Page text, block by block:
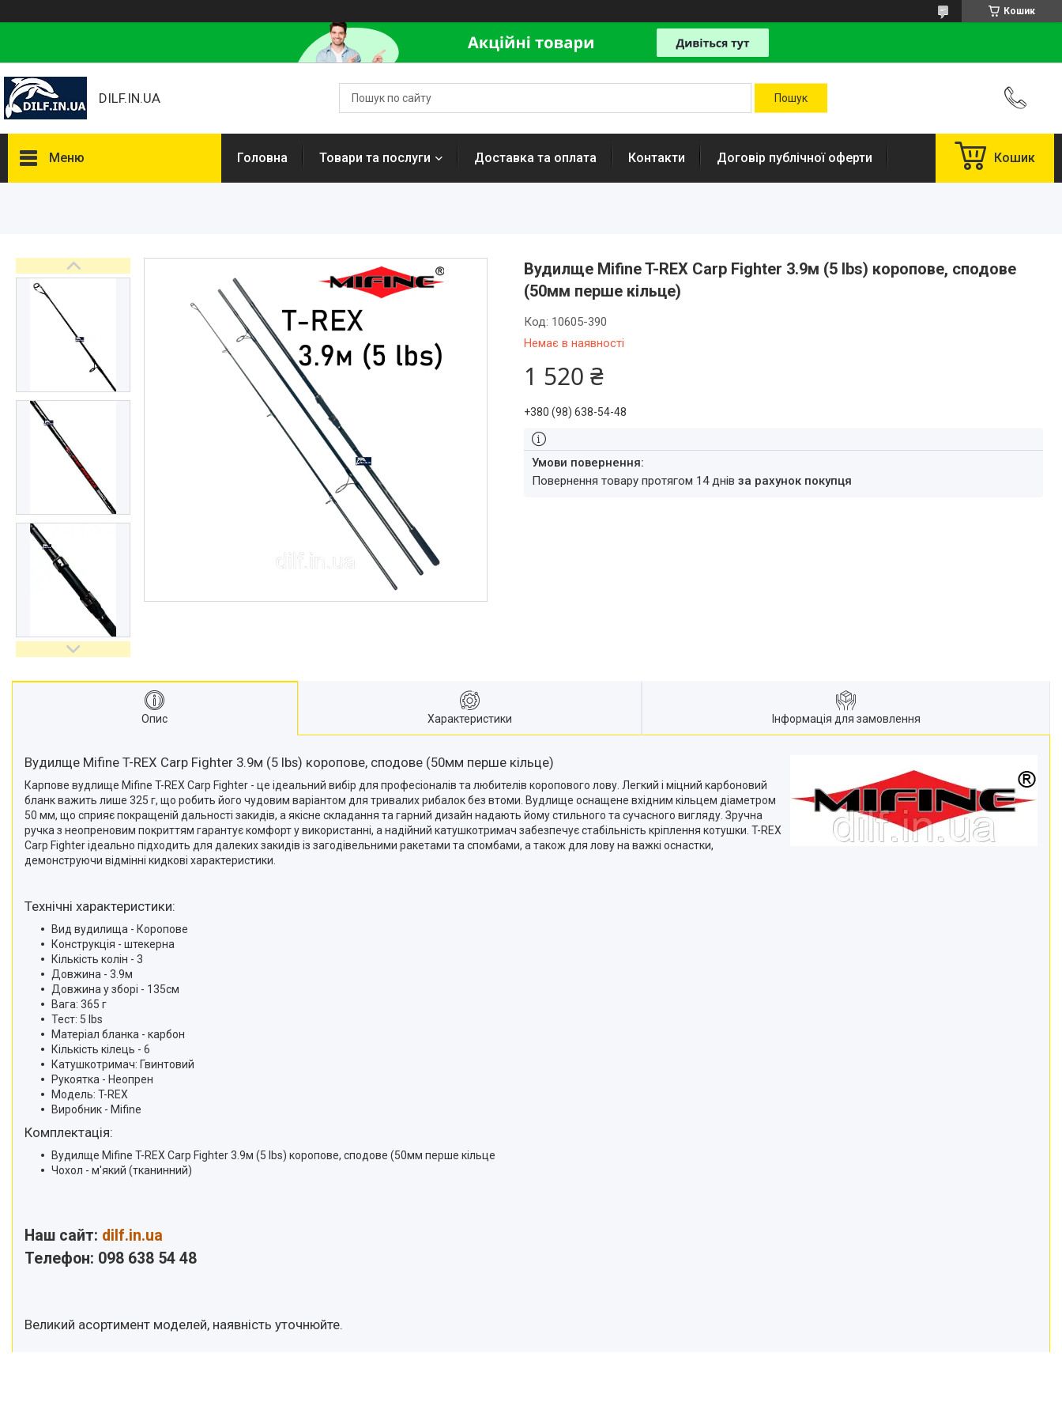
Кошик
DILF.IN.UA
Меню
Рибальські снасті
РОЗПРОДАЖ! Мега знижки!
Доставка та оплата
Повернення та обмін
Головна Товари та послуги Доставка та оплата Контакти Договір публічної оферти Кошик
Вудилще Mifine T-REX Carp Fighter 3.9м (5 lbs) коропове, сподове
(50мм перше кільце)
Немає в наявності
Код: 10605-390
1 520 ₴
+380 (98) 638-54-48
повернення товару протягом 14 днів за рахунок покупця
Опис Характеристики Інформація для замовлення
Вудилще Mifine T-REX Carp Fighter 3.9м (5 lbs) коропове, сподове (50мм перше кільце)
Карпове вудлище Mifine T-REX Carp Fighter - це ідеальний вибір для професіоналів та любителів коропового лову. Легкий і міцний карбоновий
бланк важить лише 325 г, що робить його чудовим варіантом для тривалих рибалок без втоми. Вудлище оснащене вхідним кільцем діаметром
50 мм, що сприяє покращеній дальності закидів, а якісне складання та гарний дизайн надають йому стильного та сучасного вигляду. Зручна
ручка з неопреновим покриттям гарантує комфорт у використанні, а надійний катушкотримач забезпечує стабільність кріплення котушки. T-REX
Carp Fighter ідеально підходить для далеких закидів із загодівельними ракетами та спомбами, а також для лову на важкі оснастки,
демонструючи відмінні кидкові характеристики.
Технічні характеристики:
Вид вудилища - Коропове
Конструкція - штекерна
Кількість колін - 3
Довжина - 3.9м
Довжина у зборі - 135см
Вага: 365 г
Тест: 5 lbs
Матеріал бланка - карбон
Кількість кілець - 6
Катушкотримач: Гвинтовий
Рукоятка - Неопрен
Модель: T-REX
Виробник - Mifine
Комплектація:
Вудилще Mifine T-REX Carp Fighter 3.9м (5 lbs) коропове, сподове (50мм перше кільце
Чохол - м'який (тканинний)
Наш сайт: dilf.in.ua
Телефон: 098 638 54 48
Великий асортимент моделей, наявність уточнюйте.